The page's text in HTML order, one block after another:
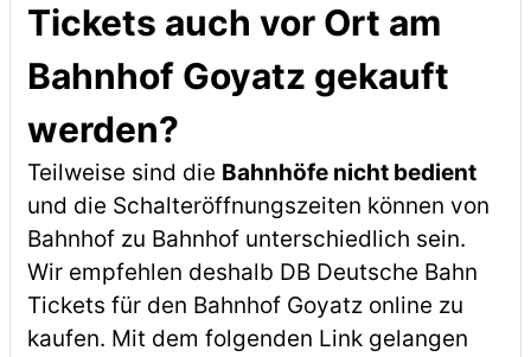
Tickets auch vor Ort am
Bahnhof Goyatz gekauft
werden?
Teilweise sind die Bahnhöfe nicht bedient
und die Schalteröffnungszeiten können von
Bahnhof zu Bahnhof unterschiedlich sein.
Wir empfehlen deshalb DB Deutsche Bahn
Tickets für den Bahnhof Goyatz online zu
kaufen. Mit dem folgenden Link gelangen